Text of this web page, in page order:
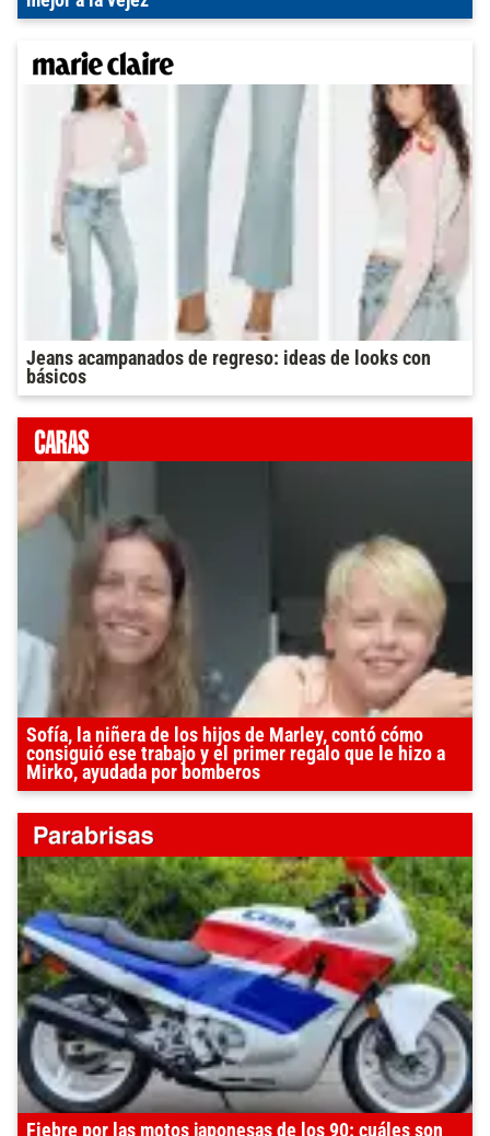
Jeans acampanados de regreso: ideas de looks con
básicos
Sofía, la niñera de los hijos de Marley, contó cómo
consiguió ese trabajo y el primer regalo que le hizo a
Mirko, ayudada por bomberos
Fiebre por las motos japonesas de los 90: cuáles son